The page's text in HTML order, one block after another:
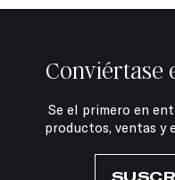
Conviértase
Se el primero en
productos, ventas y